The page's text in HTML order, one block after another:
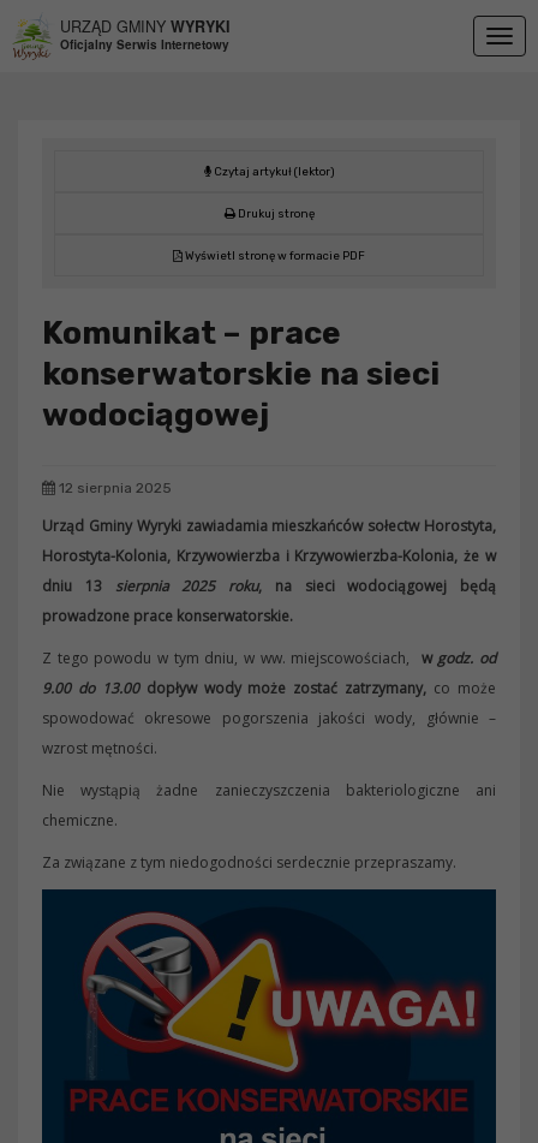
URZĄD GMINY WYRYKI
Oficjalny Serwis Internetowy
Czytaj artykuł (lektor)
Drukuj stronę
Wyświetl stronę w formacie PDF
Komunikat – prace
konserwatorskie na sieci
wodociągowej
12 sierpnia 2025
Urząd Gminy Wyryki zawiadamia mieszkańców sołectw Horostyta,
Horostyta-Kolonia, Krzywowierzba i Krzywowierzba-Kolonia, że w
dniu 13sierpnia 2025roku, na sieci wodociągowej będą
prowadzone prace konserwatorskie.
Z tego powodu w tym dniu, w ww. miejscowościach, w godz. od
9.00 do 13.00 dopływ wody może zostać zatrzymany, co może
spowodować okresowe pogorszenia jakości wody, głównie –
wzrost mętności.
Nie wystąpią żadne zanieczyszczenia bakteriologiczne ani
chemiczne.
Za związane z tym niedogodności serdecznie przepraszamy.